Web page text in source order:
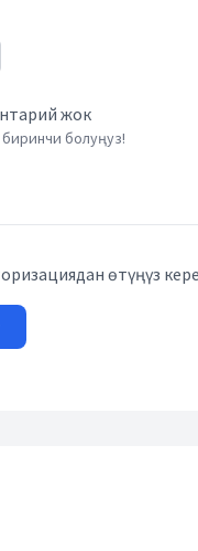
жок
болуңуз!
өтүңүз